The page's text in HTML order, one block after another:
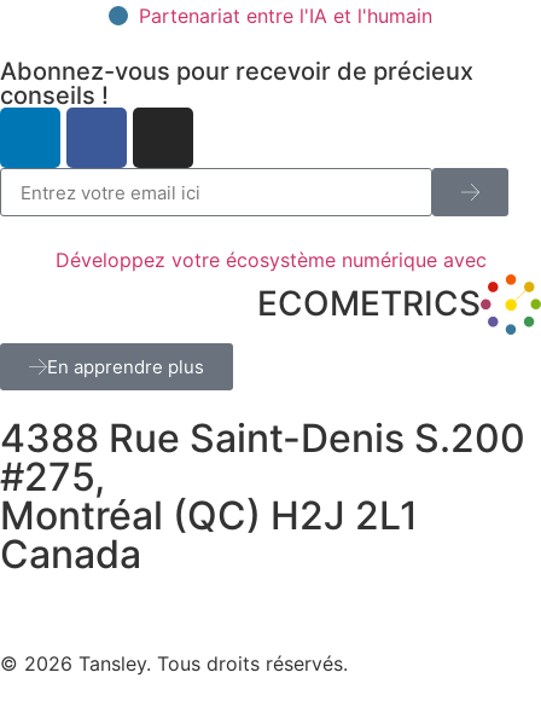
Partenariat entre l'IA et l'humain
Abonnez-vous pour recevoir de précieux
conseils !
Développez votre écosystème numérique avec
ECOMETRICS
En apprendre plus
4388 Rue Saint-Denis S.200
#275,
Montréal (QC) H2J 2L1
Canada
© 2026 Tansley. Tous droits réservés.